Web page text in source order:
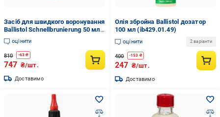
Засіб для швидкого воронування
Ballistol Schnellbrunierung 50 мл
(26068420)
оцінити
810 -63 ₴
747 ₴/шт.
Доставимо
Олія збройна Ballistol дозатор
100 мл (ib429.01.49)
оцінити 2 варіанти
400 -153 ₴
247 ₴/шт.
Доставимо